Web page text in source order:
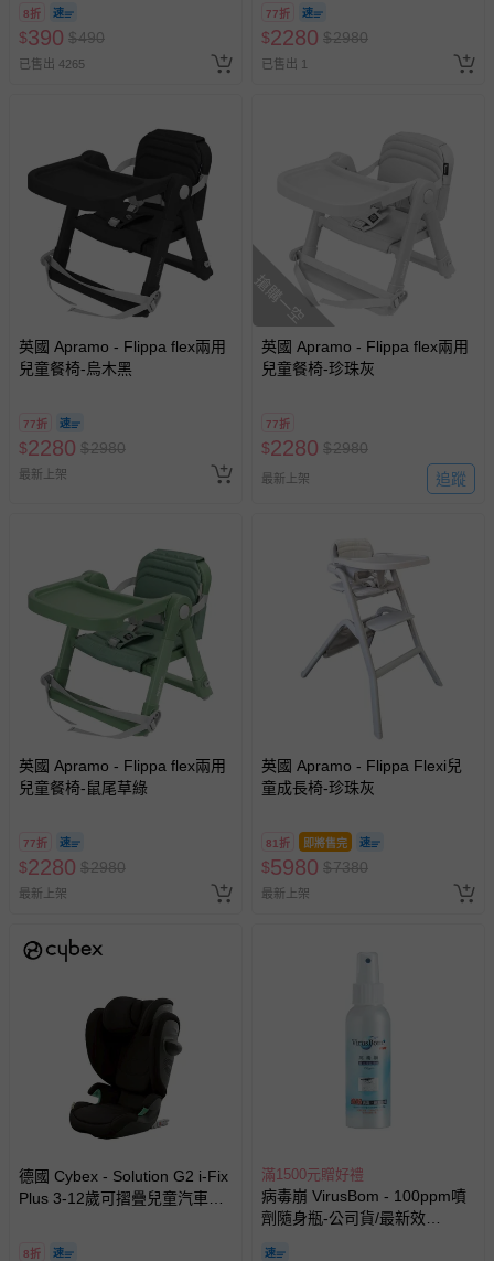
國際航空、客運、訂房等服務。
相關的退換貨辦理流程，可詳見：退換貨 & 退款問題
運送服務：目前提供的運送僅限台灣本島。如您位於離島地
區，可能會無法配送，或須依據商品需加收離島運費。廠商
亦保留出貨與否的權利。離島、偏遠地區、樓層親送等加價
費用，可能會另需加收。
商品實際的配達日期，可於訂單個人資料內的查詢訂單內，
已出貨通知之訊息為主。
如您收到商品，請依正常流程檢查是否完好，若商品遇瑕疵
情形，您可申請更換新品或退貨，請見：退貨的辦理流程。
若您對於會員帳號、商品訂購與資訊、購物流程、付款方
問，你可詳見：
媽咪愛客服中心。
預購商品：預購為海外同步代購，遇缺貨即會通知媽咪並協
助取消退款事宜。
會主動以簡訊及mail通知訂單取消事宜，並將提供適當補
訂單編號兌換，逾期作廢) (大
人小孩均一價(3歲以上需購票))
8折
$390 $490
已售出 4265
77折
$2280 $2980
已售出 1
英國 Apramo - Flippa flex兩用
兒童餐椅-烏木黑
77折
$2280 $2980
最新上架
搶購一空
英國 Apramo - Flippa flex兩用
兒童餐椅-珍珠灰
77折
$2280 $2980
最新上架 追蹤
英國 Apramo - Flippa flex兩用
兒童餐椅-鼠尾草綠
77折
$2280 $2980
最新上架
英國 Apramo - Flippa Flexi兒
童成長椅-珍珠灰
81折 即將售完
$5980 $7380
最新上架
德國 Cybex - Solution G2 i-Fix
Plus 3-12歲可摺疊兒童汽車安
8折
滿1500元贈好禮
病毒崩 VirusBom - 100ppm噴
劑隨身瓶-公司貨/最新效